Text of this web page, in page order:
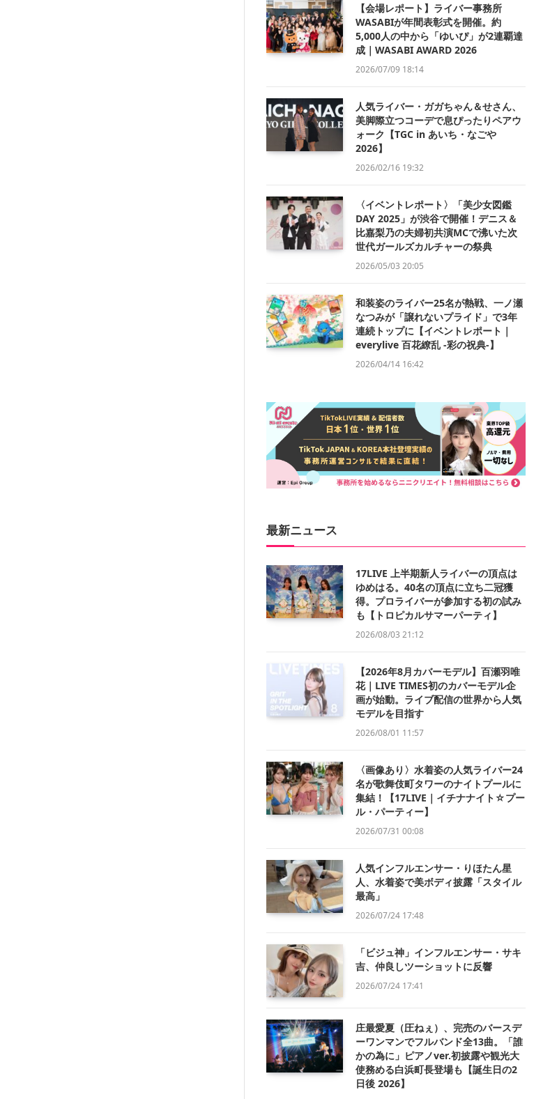
【会場レポート】ライバー事務所
WASABIが年間表彰式を開催。約
5,000人の中から「ゆいぴ」が2連覇達
成｜WASABI AWARD 2026
2026/07/09 18:14
人気ライバー・ガガちゃん＆せさん、
美脚際立つコーデで息ぴったりペアウ
ォーク【TGC in あいち・なごや
2026】
2026/02/16 19:32
〈イベントレポート〉「美少女図鑑
DAY 2025」が渋谷で開催！デニス＆
比嘉梨乃の夫婦初共演MCで沸いた次
世代ガールズカルチャーの祭典
2026/05/03 20:05
和装姿のライバー25名が熱戦、一ノ瀬
なつみが「譲れないプライド」で3年
連続トップに【イベントレポート｜
everylive 百花繚乱 -彩の祝典-】
2026/04/14 16:42
最新ニュース
17LIVE 上半期新人ライバーの頂点は
ゆめはる。40名の頂点に立ち二冠獲
得。プロライバーが参加する初の試み
も【トロピカルサマーパーティ】
2026/08/03 21:12
【2026年8月カバーモデル】百瀬羽唯
花｜LIVE TIMES初のカバーモデル企
画が始動。ライブ配信の世界から人気
モデルを目指す
2026/08/01 11:57
〈画像あり〉水着姿の人気ライバー24
名が歌舞伎町タワーのナイトプールに
集結！【17LIVE｜イチナナイト☆プー
ル・パーティー】
2026/07/31 00:08
人気インフルエンサー・りほたん星
人、水着姿で美ボディ披露「スタイル
最高」
2026/07/24 17:48
「ビジュ神」インフルエンサー・サキ
吉、仲良しツーショットに反響
2026/07/24 17:41
庄最愛夏（圧ねぇ）、完売のバースデ
ーワンマンでフルバンド全13曲。「誰
かの為に」ピアノver.初披露や観光大
使務める白浜町長登場も【誕生日の2
日後 2026】